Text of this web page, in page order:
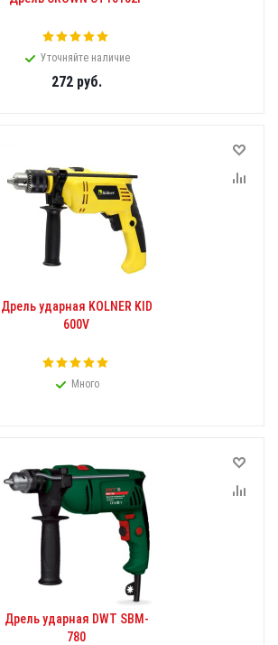
Уточняйте наличие
272руб.
Дрель ударная KOLNER KID
600V
Много
Дрель ударная DWT SBM-
780